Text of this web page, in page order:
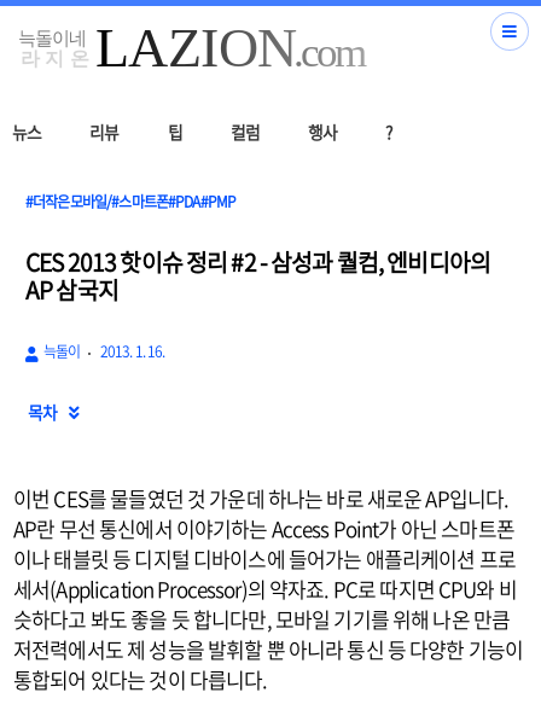
뉴스 리뷰 팁 컬럼 행사 ?
#더작은모바일/#스마트폰#PDA#PMP
CES 2013 핫이슈 정리 #2 - 삼성과 퀄컴, 엔비디아의
AP 삼국지
늑돌이 2013. 1. 16.
목차 
이번 CES를 물들였던 것 가운데 하나는 바로 새로운 AP입니다.
AP란 무선 통신에서 이야기하는 Access Point가 아닌 스마트폰
이나 태블릿 등 디지털 디바이스에 들어가는 애플리케이션 프로
세서(Application Processor)의 약자죠. PC로 따지면 CPU와 비
슷하다고 봐도 좋을 듯 합니다만, 모바일 기기를 위해 나온 만큼
저전력에서도 제 성능을 발휘할 뿐 아니라 통신 등 다양한 기능이
통합되어 있다는 것이 다릅니다.